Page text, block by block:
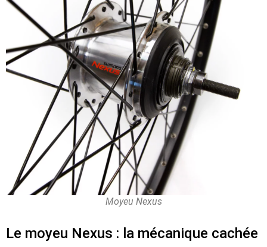
Moyeu Nexus
Le moyeu Nexus : la mécanique cachée